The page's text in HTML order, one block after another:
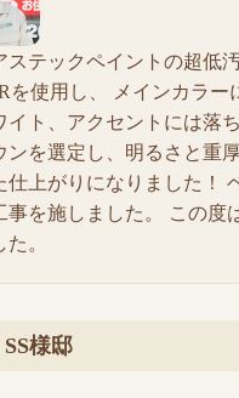
ステックペイントの超低
を使用し、 メインカラー
イト、アクセントには落
ンを選定し、明るさと重
仕上がりになりました！
事を施しました。 この度
。
様邸